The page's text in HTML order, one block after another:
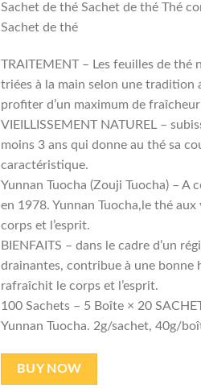
Sachet de thé Sachet de thé Thé
Sachet de thé
TRAITEMENT – Les feuilles de thé
triées à la main selon une tradition
profiter d’un maximum de
VIEILLISSEMENT NATUREL –
moins 3 ans qui donne au thé sa
caractéristique.
Yunnan Tuocha (Zouji Tuocha) – A
en 1978. Yunnan Tuocha,le thé
corps et l’esprit.
BIENFAITS – dans le cadre d’un
drainantes, contribue à une bonne
rafraîchit le corps et l’esprit.
100 Sachets – 5 Boîte × 20
Yunnan Tuocha. 2g/sachet, 40g/
BUY NOW